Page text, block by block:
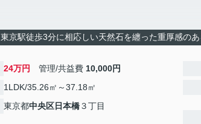
東京駅徒歩3分に相応しい天然石を纏った重厚感のあ
24万円 管理/共益費 10,000円
1LDK/35.26㎡～37.18㎡
東京都中央区日本橋３丁目